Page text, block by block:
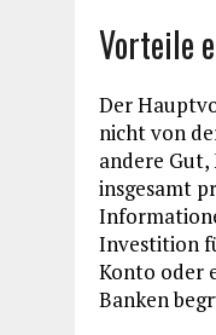
Vorteile
Der
nicht von
andere Gut,
insgesamt
Investition
Konto oder
Banken